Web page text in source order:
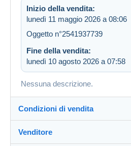
Inizio della vendita:
lunedì 11 maggio 2026 a 08:06
Oggetto n°2541937739
Fine della vendita:
lunedì 10 agosto 2026 a 07:58
Nessuna descrizione.
Condizioni di vendita
Venditore